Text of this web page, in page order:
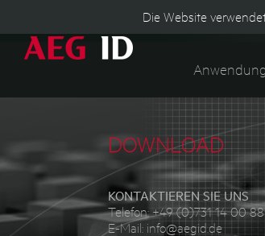
DOWNLOAD
KONTAKTIEREN SIE UNS
Telefon: +49 (0)731 14 00
E-Mail: info@aegid.de
Die Website